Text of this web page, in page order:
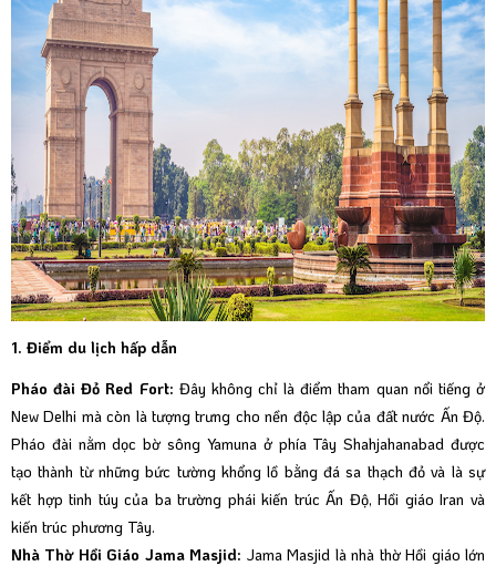
1. Điểm du lịch hấp dẫn
Pháo đài Đỏ Red Fort: Đây không chỉ là điểm tham quan nổi tiếng ở
New Delhi mà còn là tượng trưng cho nền độc lập của đất nước Ấn Độ.
Pháo đài nằm dọc bờ sông Yamuna ở phía Tây Shahjahanabad được
tạo thành từ những bức tường khổng lồ bằng đá sa thạch đỏ và là sự
kết hợp tinh túy của ba trường phái kiến trúc Ấn Độ, Hồi giáo Iran và
kiến trúc phương Tây.
Nhà Thờ Hồi Giáo Jama Masjid: Jama Masjid là nhà thờ Hồi giáo lớn